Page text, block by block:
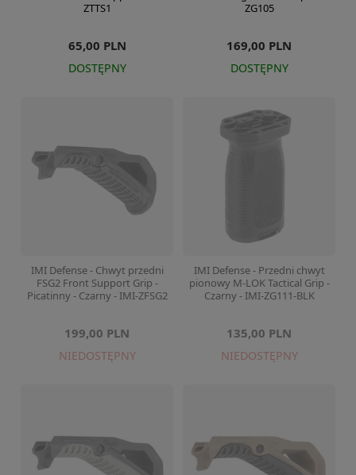
ZTTS1
65,00 PLN
DOSTĘPNY
ZG105
169,00 PLN
DOSTĘPNY
IMI Defense - Chwyt przedni
FSG2 Front Support Grip -
Picatinny - Czarny - IMI-ZFSG2
199,00 PLN
NIEDOSTĘPNY
IMI Defense - Przedni chwyt
pionowy M-LOK Tactical Grip -
Czarny - IMI-ZG111-BLK
135,00 PLN
NIEDOSTĘPNY